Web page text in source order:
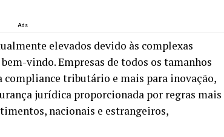
Ads
elevados devido às complexas
vindo. Empresas de todos os tamanhos
compliance tributário e mais para inovação,
jurídica proporcionada por regras mais
nacionais e estrangeiros,